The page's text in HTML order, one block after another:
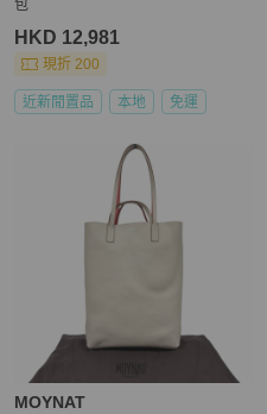
包
HKD 12,981
現折 200
近新閒置品 本地 免運
MOYNAT